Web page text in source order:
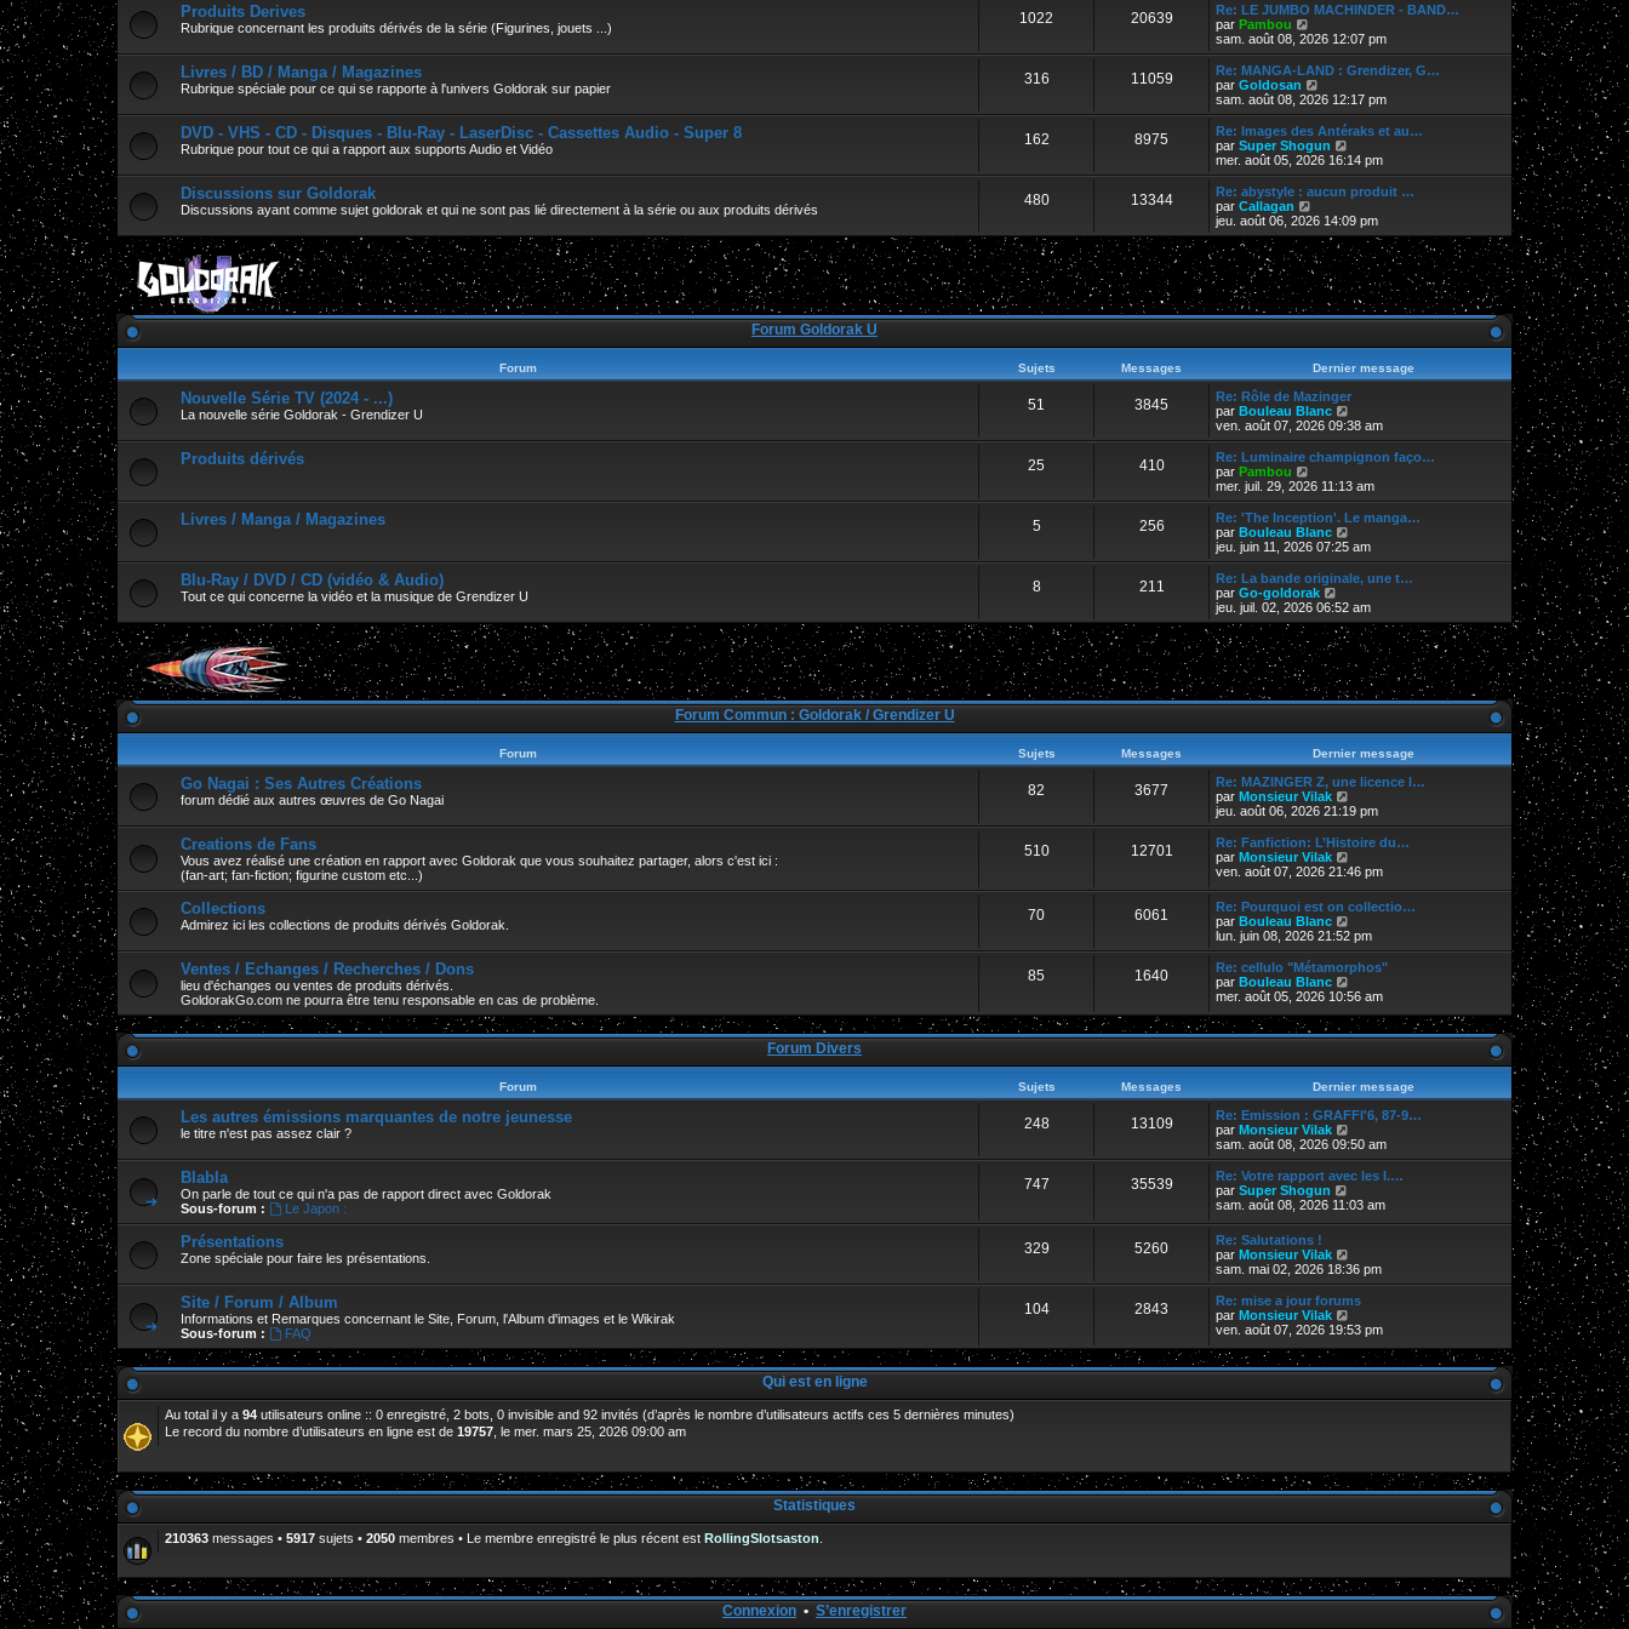
r
l
e
e
r
n
i
r
m
e
s
s
a
g
e
Produits Derives
Rubrique concernant les produits dérivés de la série (Figurines, jouets ...)
1022 20639
Re: LE JUMBO MACHINDER - BAND…
par Pambou
o
i
r
l
e
r
n
i
r
m
e
s
a
g
e
sam. août 08, 2026 12:07 pm
Livres / BD / Manga / Magazines
Rubrique spéciale pour ce qui se rapporte à l'univers Goldorak sur papier
316 11059
Re: MANGA-LAND : Grendizer, G…
par Goldosan
o
i
r
l
e
r
n
i
e
r
m
e
s
g
sam. août 08, 2026 12:17 pm
DVD - VHS - CD - Disques - Blu-Ray - LaserDisc - Cassettes Audio - Super 8
Rubrique pour tout ce qui a rapport aux supports Audio et Vidéo
162 8975
Re: Images des Antéraks et au…
par Super Shogun
o
i
r
l
e
e
r
n
i
e
r
e
s
a
g
e
mer. août 05, 2026 16:14 pm
Discussions sur Goldorak
Discussions ayant comme sujet goldorak et qui ne sont pas lié directement à la série ou aux produits dérivés
480 13344
Re: abystyle : aucun produit …
par Callagan
o
i
l
e
e
r
i
e
r
m
e
s
s
a
g
e
jeu. août 06, 2026 14:09 pm
Forum Goldorak U
Forum Sujets Messages Dernier message
Nouvelle Série TV (2024 - ...)
La nouvelle série Goldorak - Grendizer U
51 3845
Re: Rôle de Mazinger
par Bouleau Blanc
o
i
r
e
r
r
e
s
g
e
ven. août 07, 2026 09:38 am
Produits dérivés 25 410
Re: Luminaire champignon faço…
par Pambou
o
i
r
l
e
r
n
i
m
s
s
g
e
mer. juil. 29, 2026 11:13 am
Livres / Manga / Magazines 5 256
Re: 'The Inception'. Le manga…
par Bouleau Blanc
o
i
r
e
e
n
i
e
r
e
s
s
a
e
jeu. juin 11, 2026 07:25 am
Blu-Ray / DVD / CD (vidéo & Audio)
Tout ce qui concerne la vidéo et la musique de Grendizer U
8 211
Re: La bande originale, une t…
par Go-goldorak
o
i
r
l
d
e
r
i
e
r
m
e
s
s
a
g
e
jeu. juil. 02, 2026 06:52 am
Forum Commun : Goldorak / Grendizer U
Forum Sujets Messages Dernier message
Go Nagai : Ses Autres Créations
forum dédié aux autres œuvres de Go Nagai
82 3677
Re: MAZINGER Z, une licence l…
par Monsieur Vilak
o
i
r
e
r
i
e
r
e
s
a
e
jeu. août 06, 2026 21:19 pm
Creations de Fans
Vous avez réalisé une création en rapport avec Goldorak que vous souhaitez partager, alors c'est ici :
(fan-art; fan-fiction; figurine custom etc...)
510 12701
Re: Fanfiction: L’Histoire du…
par Monsieur Vilak
o
l
d
r
i
e
r
m
s
a
g
ven. août 07, 2026 21:46 pm
Collections
Admirez ici les collections de produits dérivés Goldorak.
70 6061
Re: Pourquoi est on collectio…
par Bouleau Blanc
o
i
r
l
e
e
r
i
r
m
e
s
s
g
lun. juin 08, 2026 21:52 pm
Ventes / Echanges / Recherches / Dons
lieu d'échanges ou ventes de produits dérivés.
GoldorakGo.com ne pourra être tenu responsable en cas de problème.
85 1640
Re: cellulo "Métamorphos"
par Bouleau Blanc
o
r
l
d
e
r
n
e
e
s
s
a
mer. août 05, 2026 10:56 am
Forum Divers
Forum Sujets Messages Dernier message
Les autres émissions marquantes de notre jeunesse
le titre n'est pas assez clair ?
248 13109
Re: Emission : GRAFFI'6, 87-9…
par Monsieur Vilak
o
i
r
e
i
e
r
e
s
s
a
e
sam. août 08, 2026 09:50 am
Blabla
On parle de tout ce qui n'a pas de rapport direct avec Goldorak
Sous-forum :
Le Japon :
747 35539
Re: Votre rapport avec les I.…
par Super Shogun
o
e
d
r
i
e
m
sam. août 08, 2026 11:03 am
Présentations
Zone spéciale pour faire les présentations.
329 5260
Re: Salutations !
par Monsieur Vilak
o
i
r
e
r
i
s
a
sam. mai 02, 2026 18:36 pm
Site / Forum / Album
Informations et Remarques concernant le Site, Forum, l'Album d'images et le Wikirak
Sous-forum :
FAQ
104 2843
Re: mise a jour forums
par Monsieur Vilak
o
l
d
e
r
g
e
ven. août 07, 2026 19:53 pm
Qui est en ligne
Au total il y a 94 utilisateurs online :: 0 enregistré, 2 bots, 0 invisible and 92 invités (d’après le nombre d’utilisateurs actifs ces 5 dernières minutes)
Le record du nombre d’utilisateurs en ligne est de 19757 , le mer. mars 25, 2026 09:00 am
Statistiques
210363 messages • 5917 sujets • 2050 membres • Le membre enregistré le plus récent est RollingSlotsaston
Connexion • S’enregistrer